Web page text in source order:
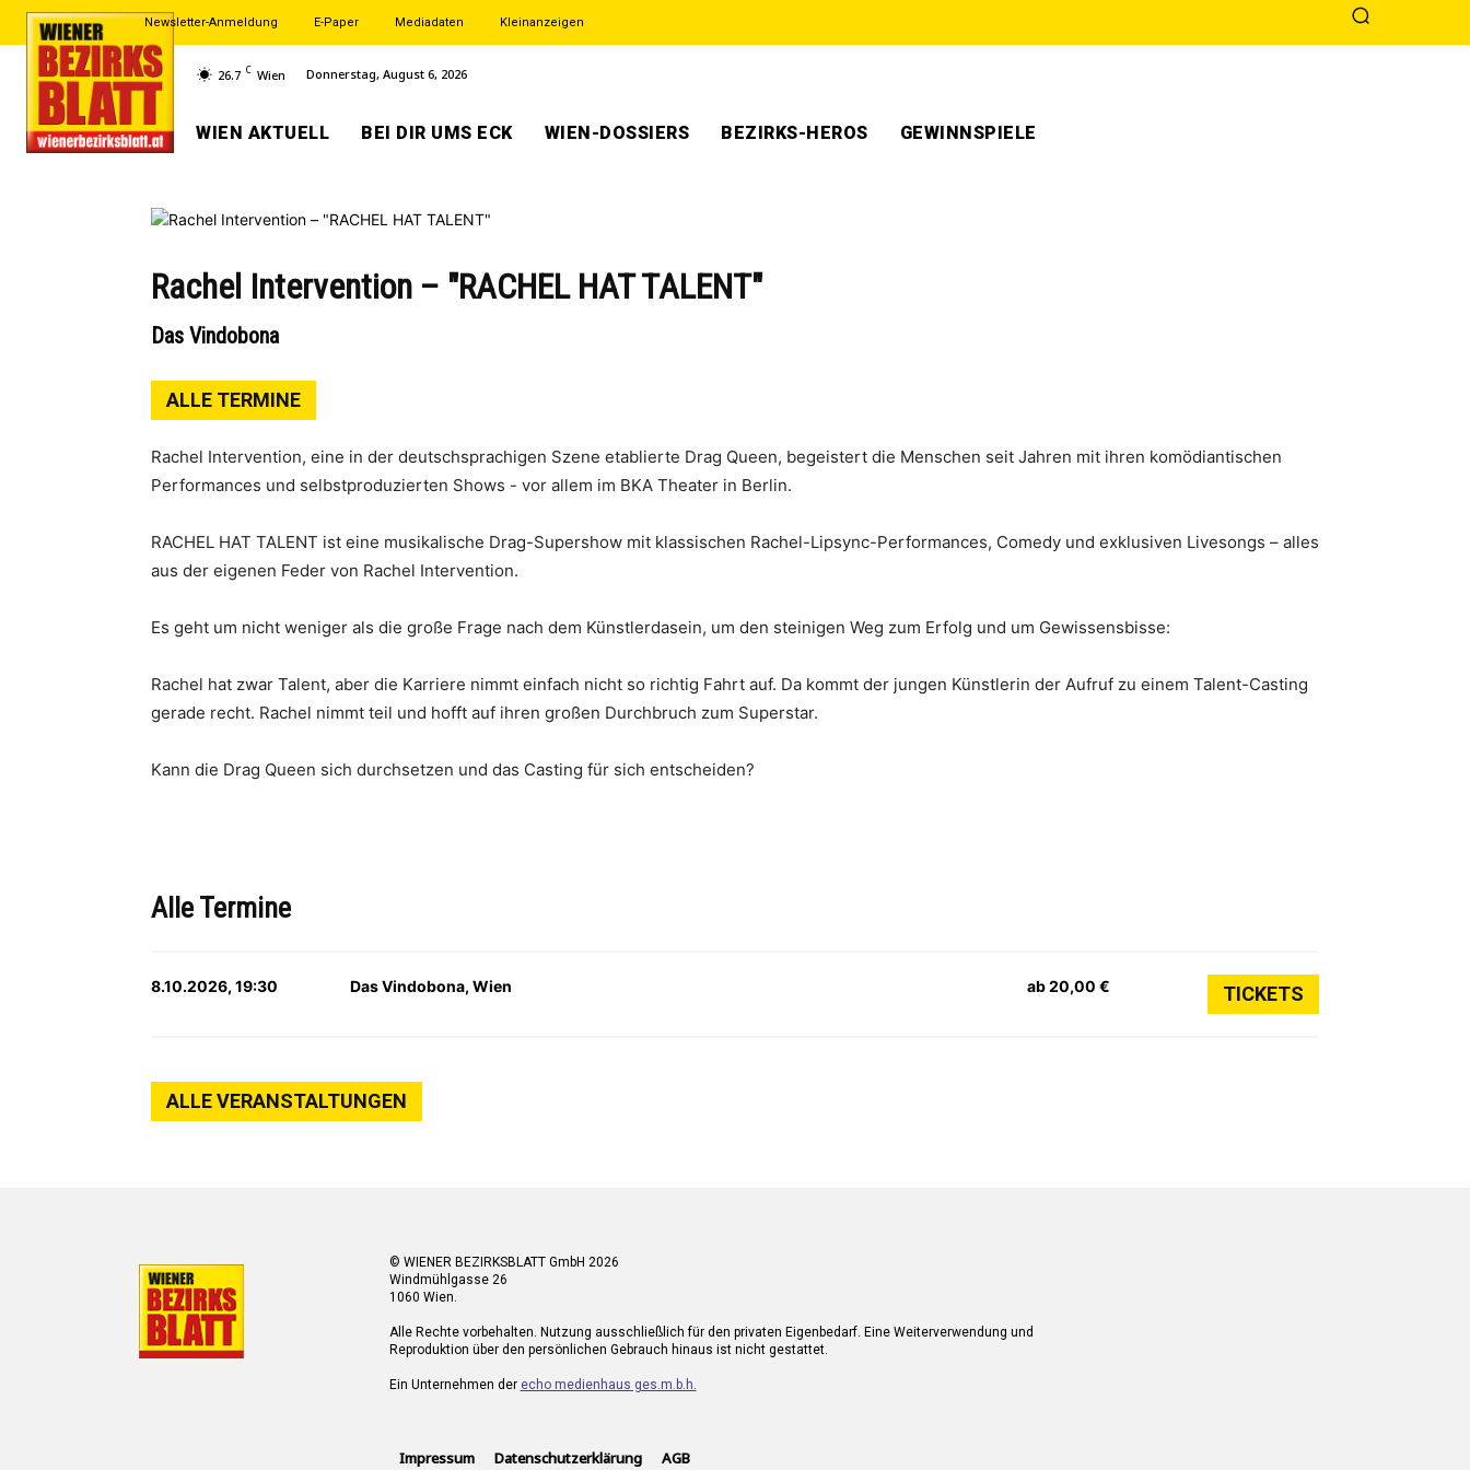
Newsletter-Anmeldung E-Paper Mediadaten Kleinanzeigen
26.7 C Wien Donnerstag, August 6, 2026
WIEN AKTUELL BEI DIR UMS ECK WIEN-DOSSIERS BEZIRKS-HEROS GEWINNSPIELE
Rachel Intervention – "RACHEL HAT TALENT"
Das Vindobona
ALLE TERMINE
Rachel Intervention, eine in der deutschsprachigen Szene etablierte Drag Queen, begeistert die Menschen seit Jahren mit ihren komödiantischen
Performances und selbstproduzierten Shows - vor allem im BKA Theater in Berlin.
RACHEL HAT TALENT ist eine musikalische Drag-Supershow mit klassischen Rachel-Lipsync-Performances, Comedy und exklusiven Livesongs – alles
aus der eigenen Feder von Rachel Intervention.
Es geht um nicht weniger als die große Frage nach dem Künstlerdasein, um den steinigen Weg zum Erfolg und um Gewissensbisse:
Rachel hat zwar Talent, aber die Karriere nimmt einfach nicht so richtig Fahrt auf. Da kommt der jungen Künstlerin der Aufruf zu einem Talent-Casting
gerade recht. Rachel nimmt teil und hofft auf ihren großen Durchbruch zum Superstar.
Kann die Drag Queen sich durchsetzen und das Casting für sich entscheiden?
Alle Termine
8.10.2026, 19:30 Das Vindobona, Wien ab 20,00 € TICKETS
ALLE VERANSTALTUNGEN
© WIENER BEZIRKSBLATT GmbH 2026
Windmühlgasse 26
1060 Wien.
Alle Rechte vorbehalten. Nutzung ausschließlich für den privaten Eigenbedarf. Eine Weiterverwendung und
Reproduktion über den persönlichen Gebrauch hinaus ist nicht gestattet.
Ein Unternehmen der echo medienhaus ges.m.b.h.
Impressum Datenschutzerklärung AGB